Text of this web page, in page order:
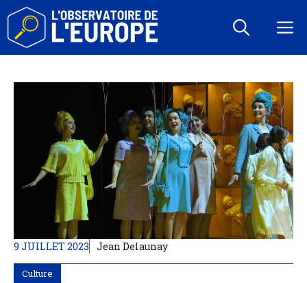
Aller
contenu
9 JUILLET 2023 Jean Delaunay
Culture